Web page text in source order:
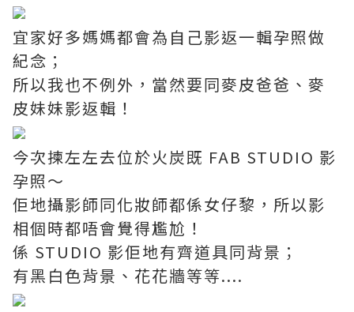
宜家好多媽媽都會為自己影返一輯孕照做
紀念；
所以我也不例外，當然要同麥皮爸爸、麥
皮妹妹影返輯！
今次揀左左去位於火炭既 FAB STUDIO 影
孕照～
佢地攝影師同化妝師都係女仔黎，所以影
相個時都唔會覺得尷尬！
係 STUDIO 影佢地有齊道具同背景；
有黑白色背景、花花牆等等....